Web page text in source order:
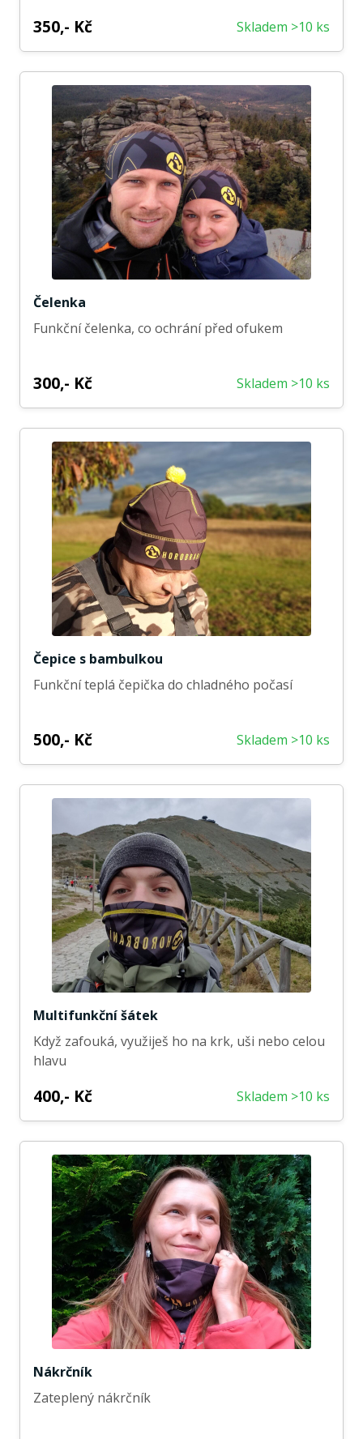
350,- Kč Skladem >10 ks
Čelenka
Funkční čelenka, co ochrání před ofukem
300,- Kč Skladem >10 ks
Čepice s bambulkou
Funkční teplá čepička do chladného počasí
500,- Kč Skladem >10 ks
Multifunkční šátek
Když zafouká, využiješ ho na krk, uši nebo celou
hlavu
400,- Kč Skladem >10 ks
Nákrčník
Zateplený nákrčník